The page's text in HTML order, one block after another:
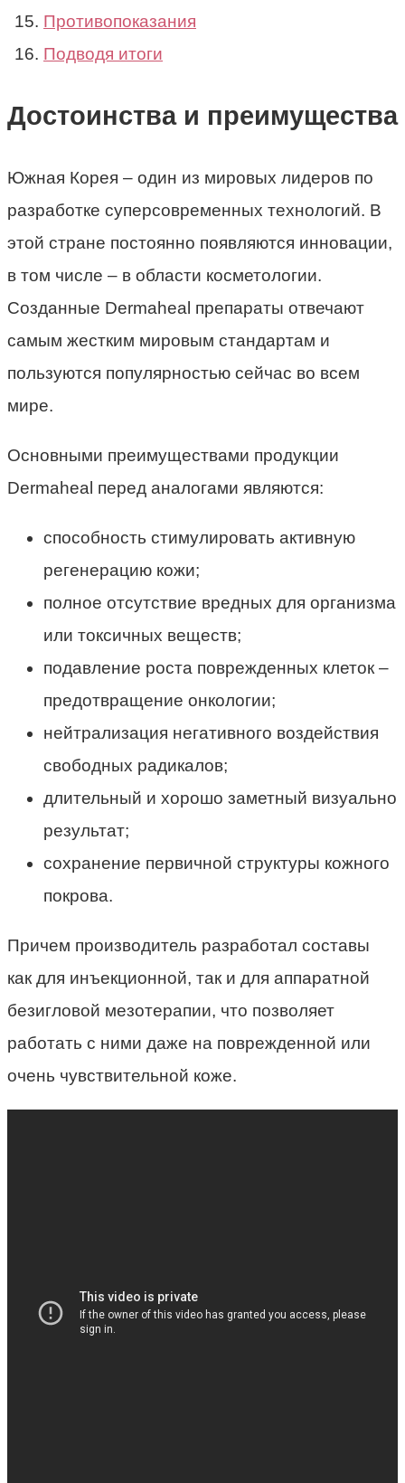
Противопоказания
Подводя итоги
Достоинства и преимущества
Южная Корея – один из мировых лидеров по
разработке суперсовременных технологий. В
этой стране постоянно появляются инновации,
в том числе – в области косметологии.
Созданные Dermaheal препараты отвечают
самым жестким мировым стандартам и
пользуются популярностью сейчас во всем
мире.
Основными преимуществами продукции
Dermaheal перед аналогами являются:
способность стимулировать активную
регенерацию кожи;
полное отсутствие вредных для организма
или токсичных веществ;
подавление роста поврежденных клеток –
предотвращение онкологии;
нейтрализация негативного воздействия
свободных радикалов;
длительный и хорошо заметный визуально
результат;
сохранение первичной структуры кожного
покрова.
Причем производитель разработал составы
как для инъекционной, так и для аппаратной
безигловой мезотерапии, что позволяет
работать с ними даже на поврежденной или
очень чувствительной коже.